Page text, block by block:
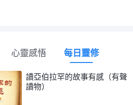
心靈感悟 每日靈修
讀亞伯拉罕的故事有感（有聲
讀物）